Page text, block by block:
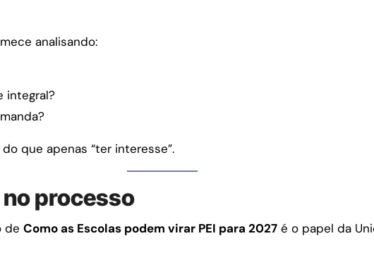
analisando:
integral?
que apenas “ter interesse”.
no processo
de Como as Escolas podem virar PEI para 2027 é o papel da